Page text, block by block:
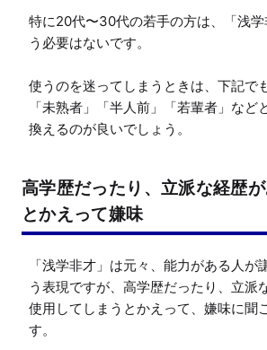
特に20代〜30代の若手の方は、「浅
う必要はないです。
使うのを迷ってしまうときは、下記で
「未熟者」「半人前」「若輩者」など
換えるのが良いでしょう。
高学歴だったり、立派な経歴
とかえって嫌味
「浅学非才」は元々、能力がある人が
う表現ですが、高学歴だったり、立派
使用してしまうとかえって、嫌味に聞
す。